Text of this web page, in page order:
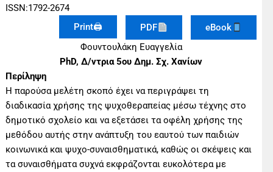
ISSN:1792-2674
Print🖨
PDF
eBook
Φουντουλάκη Ευαγγελία
PhD, Δ/ντρια 5ου Δημ. Σχ. Χανίων
Περίληψη
Η παρούσα μελέτη σκοπό έχει να περιγράψει τη
διαδικασία χρήσης της ψυχοθεραπείας μέσω τέχνης στο
δημοτικό σχολείο και να εξετάσει τα οφέλη χρήσης της
μεθόδου αυτής στην ανάπτυξη του εαυτού των παιδιών
κοινωνικά και ψυχο-συναισθηματικά, καθώς οι σκέψεις και
τα συναισθήματα συχνά εκφράζονται ευκολότερα με